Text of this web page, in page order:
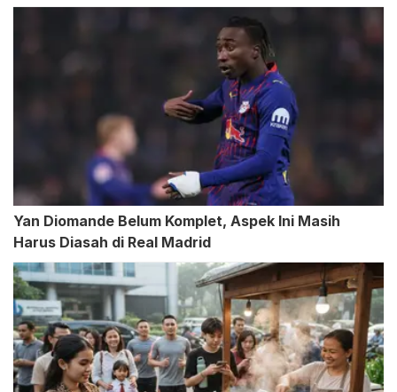
WIB
Yan Diomande Belum Komplet, Aspek Ini Masih
Harus Diasah di Real Madrid